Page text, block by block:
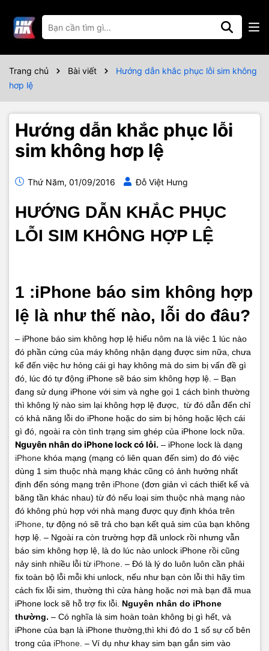
Trang chủ Bài viết
Hướng dẫn khắc phục lỗi sim không
hơp lệ
Hướng dẫn khắc phục lỗi
sim không hơp lệ
Thứ Năm, 01/09/2016 Đỗ Việt Hưng
HƯỚNG DẪN KHẮC PHỤC
LỖI SIM KHÔNG HỢP LỆ
1 :iPhone báo sim không hợp
lệ là như thế nào, lỗi do đâu?
– iPhone báo sim không hợp lệ hiểu nôm na là việc 1 lúc nào
đó phần cứng của máy không nhận dạng được sim nữa, chưa
kể đến việc hư hỏng cái gì hay không mà do sim bị vấn đề gì
đó, lúc đó tự động iPhone sẽ báo sim không hợp lệ. – Bạn
đang sử dụng iPhone với sim và nghe gọi 1 cách bình thường
thì không lý nào sim lại không hợp lệ được, từ đó dẫn đến chỉ
có khả năng lỗi do iPhone hoặc do sim bị hỏng hoặc lệch cái
gì đó, ngoài ra còn tình trạng sim ghép của iPhone lock nữa.
Nguyên nhân do iPhone lock có lỗi. – iPhone lock là dạng
iPhone khóa mạng (mạng có liên quan đến sim) do đó việc
dùng 1 sim thuộc nhà mạng khác cũng có ảnh hưởng nhất
định đến sóng mạng trên iPhone (đơn giản vì cách thiết kế và
băng tần khác nhau) từ đó nếu loại sim thuộc nhà mạng nào
đó không phù hợp với nhà mạng được quy định khóa trên
iPhone , tự động nó sẽ trả cho bạn kết quả sim của bạn không
hợp lệ. – Ngoài ra còn trường hợp đã unlock rồi nhưng vẫn
báo sim không hợp lệ, là do lúc nào unlock iPhone rồi cũng
nảy sinh nhiều lỗi từ iPhone – Đó là lý do luôn luôn cần phải
fix toàn bộ lỗi mỗi khi unlock, nếu như bạn còn lỗi thì hãy tìm
cách fix lỗi sim, thường thì cửa hàng hoặc nơi mà bạn đã mua
iPhone lock sẽ hỗ trợ fix lỗi. Nguyên nhân do iPhone
thường. – Có nghĩa là sim hoàn toàn không bị gì hết, và
iPhone của bạn là iPhone thường,thì khi đó do 1 số sự cố bên
trong của iPhone – Ví dụ như khay sim bạn gắn sim vào